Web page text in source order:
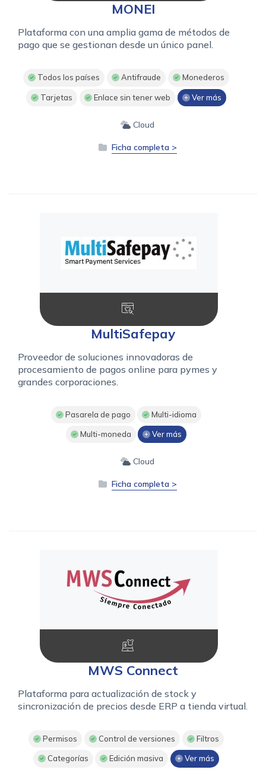
MONEI
Plataforma con una amplia gama de métodos de
pago que se gestionan desde un único panel.
Todos los países Antifraude Monederos
Tarjetas Enlace sin tener web Ver más
Cloud
Ficha completa >
MultiSafepay
Proveedor de soluciones innovadoras de
procesamiento de pagos online para pymes y
grandes corporaciones.
Pasarela de pago Multi-idioma
Multi-moneda Ver más
Cloud
Ficha completa >
MWS Connect
Plataforma para actualización de stock y
sincronización de precios desde ERP a tienda virtual.
Permisos Control de versiones Filtros
Categorías Edición masiva Ver más